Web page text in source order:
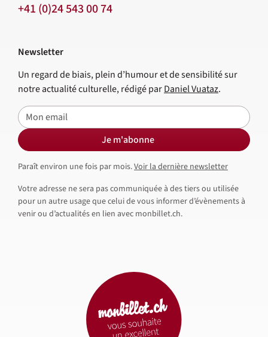
+41 (0)24 543 00 74
Newsletter
Un regard de biais, plein d’humour et de sensibilité sur
notre actualité culturelle, rédigé parDaniel Vuataz.
E-mail
Je m'abonne
Paraît environ une fois par mois.Voir la dernière newsletter
Votre adresse ne sera pas communiquée à des tiers ou utilisée
pour un autre usage que celui de vous informer d’évènements à
venir ou d’actualités en lien avec monbillet.ch.